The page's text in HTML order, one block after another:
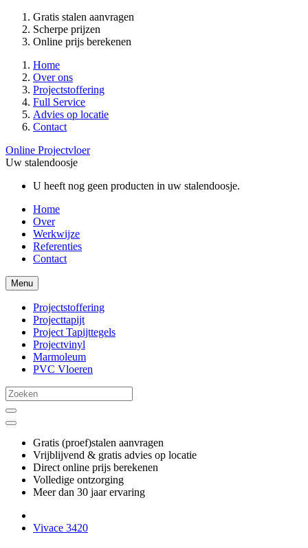
Gratis stalen aanvragen
Scherpe prijzen
Online prijs berekenen
Home
Over ons
Projectstoffering
Full Service
Advies op locatie
Contact
Online Projectvloer
Uw stalendoosje
U heeft nog geen producten in uw stalendoosje.
Home
Over
Werkwijze
Referenties
Contact
Menu
Projectstoffering
Projecttapijt
Project Tapijttegels
Projectvinyl
Marmoleum
PVC Vloeren
Gratis (proef)stalen aanvragen
Vrijblijvend & gratis advies op locatie
Direct online prijs berekenen
Volledige ontzorging
Meer dan 30 jaar ervaring
Vivace 3420